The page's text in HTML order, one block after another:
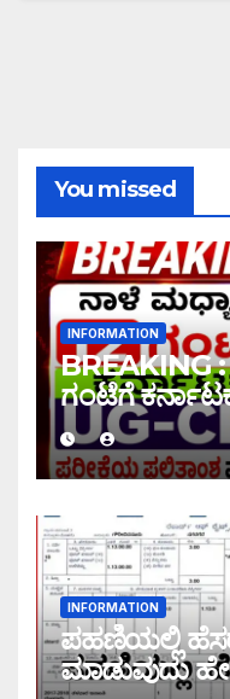
You missed
INFORMATION
BREAKING :
ಗಂಟೆಗೆ
ಫಲಿತಾಂಶ
2026
INFORMATION
ಪಹಣಿಯಲ್ಲಿ
ಮಾಡುವುದು